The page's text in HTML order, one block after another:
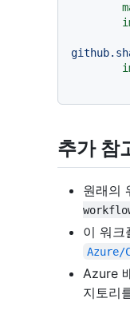
추가 참
원래의
이 워크
Azure/
Azure
지토리